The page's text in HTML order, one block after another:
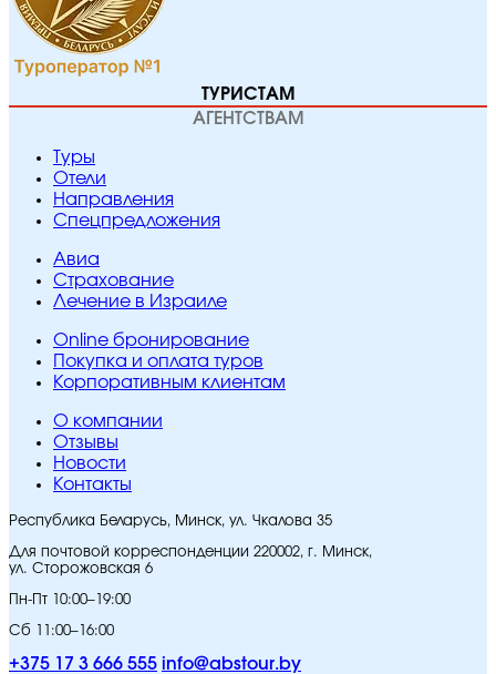
ТУРИСТАМ
АГЕНТСТВАМ
Туры
Отели
Направления
Спецпредложения
Авиа
Страхование
Лечение в Израиле
Online бронирование
Покупка и оплата туров
Корпоративным клиентам
O компании
Отзывы
Новости
Контакты
Республика Беларусь, Минск, ул. Чкалова 35
Для почтовой корреспонденции 220002, г. Минск,
ул. Сторожовская 6
Пн-Пт 10:00–19:00
Сб 11:00–16:00
+375 17 3 666 555 info@abstour.by